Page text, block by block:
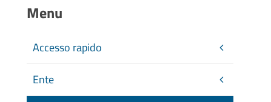
Menu
Accesso rapido
Ente